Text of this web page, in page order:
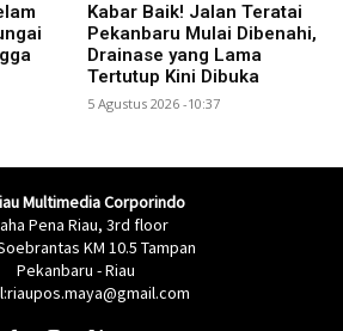
Kabar Baik! Jalan Teratai
Pekanbaru Mulai Dibenahi,
Drainase yang Lama
Tertutup Kini Dibuka
5 Agustus 2026 -10:37
Multimedia Corporindo
Pena Riau, 3rd floor
KM 10.5 Tampan
Pekanbaru - Riau